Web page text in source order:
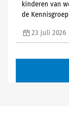
kinderen van
de
23 juli 2026